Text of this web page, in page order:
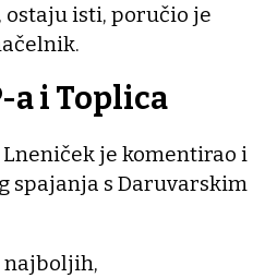
isti, poručio je
a i Toplica
je komentirao i
spajanja s Daruvarskim
najboljih,